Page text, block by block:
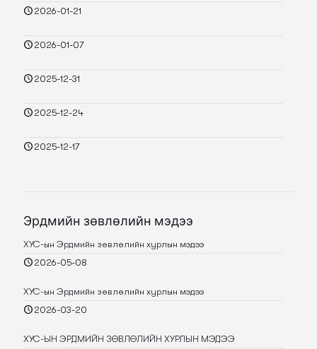
2026-01-21
2026-01-07
2025-12-31
2025-12-24
2025-12-17
Эрдмийн зөвлөлийн мэдээ
ХУС-ын Эрдмийн зөвлөлийн хурлын мэдээ
2026-05-08
ХУС-ын Эрдмийн зөвлөлийн хурлын мэдээ
2026-03-20
ХУС-ЫН ЭРДМИЙН ЗӨВЛӨЛИЙН ХУРЛЫН МЭДЭЭ